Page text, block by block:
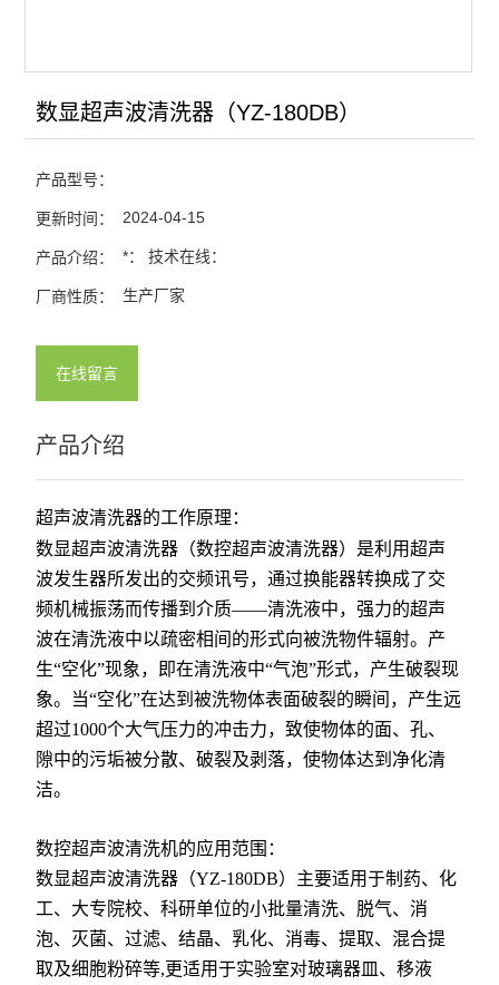
数显超声波清洗器（YZ-180DB）
产品型号：
更新时间： 2024-04-15
产品介绍： *： 技术在线：
厂商性质： 生产厂家
在线留言
产品介绍
超声波清洗器的工作原理：
数显超声波清洗器 （数控超声波清洗器）是利用超声
波发生器所发出的交频讯号，通过换能器转换成了交
频机械振荡而传播到介质——清洗液中，强力的超声
波在清洗液中以疏密相间的形式向被洗物件辐射。产
生“空化”现象，即在清洗液中“气泡”形式，产生破裂现
象。当“空化”在达到被洗物体表面破裂的瞬间，产生远
超过1000个大气压力的冲击力，致使物体的面、孔、
隙中的污垢被分散、破裂及剥落，使物体达到净化清
洁。
数控超声波清洗机的应用范围：
数显超声波清洗器（YZ-180DB）主要适用于制药、化
工、大专院校、科研单位的小批量清洗、脱气、消
泡、灭菌、过滤、结晶、乳化、消毒、提取、混合提
取及细胞粉碎等,更适用于实验室对玻璃器皿、移液